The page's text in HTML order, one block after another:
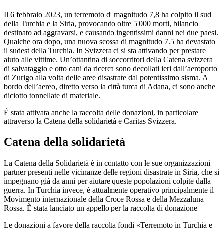
Il 6 febbraio 2023, un terremoto di magnitudo 7,8 ha colpito il sud
della Turchia e la Siria, provocando oltre 5'000 morti, bilancio
destinato ad aggravarsi, e causando ingentissimi danni nei due paesi.
Qualche ora dopo, una nuova scossa di magnitudo 7.5 ha devastato
il sudest della Turchia. In Svizzera ci si sta attivando per prestare
aiuto alle vittime. Un’ottantina di soccorritori della Catena svizzera
di salvataggio e otto cani da ricerca sono decollati ieri dall’aeroporto
di Zurigo alla volta delle aree disastrate dal potentissimo sisma. A
bordo dell’aereo, diretto verso la città turca di Adana, ci sono anche
diciotto tonnellate di materiale.
È stata attivata anche la raccolta delle donazioni, in particolare
attraverso la Catena della solidarietà e Caritas Svizzera.
Catena della solidarietà
La Catena della Solidarietà è in contatto con le sue organizzazioni
partner presenti nelle vicinanze delle regioni disastrate in Siria, che si
impegnano già da anni per aiutare queste popolazioni colpite dalla
guerra. In Turchia invece, è attualmente operativo principalmente il
Movimento internazionale della Croce Rossa e della Mezzaluna
Rossa. È stata lanciato un appello per la raccolta di donazione
Le donazioni a favore della raccolta fondi «Terremoto in Turchia e